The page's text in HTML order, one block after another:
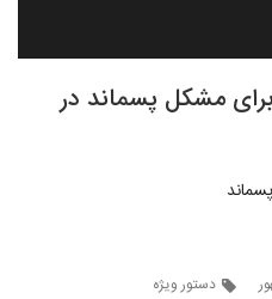
مشکل پسماند در
دستور ویژه